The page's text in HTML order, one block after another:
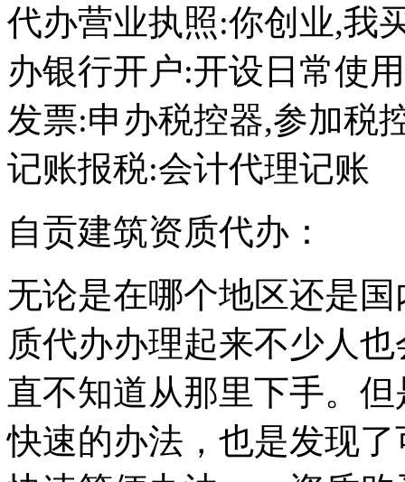
代办营业执照:你创业,我
办银行开户:开设日常使
发票:申办税控器,参加税
记账报税:会计代理记账
自贡建筑资质代办：
无论是在哪个地区还是
质代办办理起来不少人
直不知道从那里下手。
快速的办法，也是发现